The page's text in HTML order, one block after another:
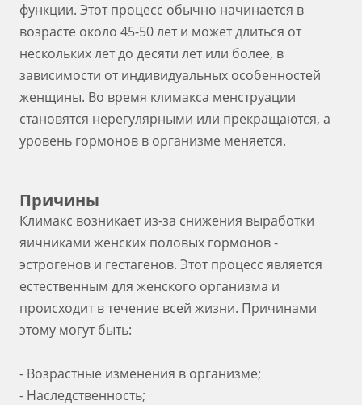
функции. Этот процесс обычно начинается в
возрасте около 45-50 лет и может длиться от
нескольких лет до десяти лет или более, в
зависимости от индивидуальных особенностей
женщины. Во время климакса менструации
становятся нерегулярными или прекращаются, а
уровень гормонов в организме меняется.
Причины
Климакс возникает из-за снижения выработки
яичниками женских половых гормонов -
эстрогенов и гестагенов. Этот процесс является
естественным для женского организма и
происходит в течение всей жизни. Причинами
этому могут быть:
- Возрастные изменения в организме;
- Наследственность;